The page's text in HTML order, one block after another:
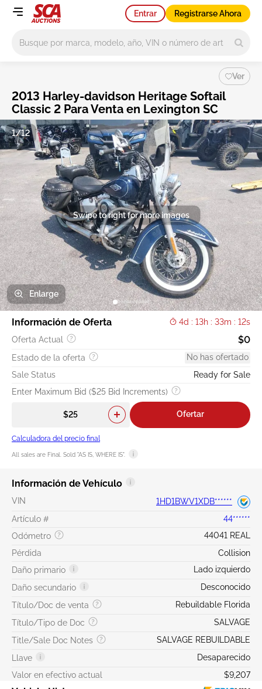
Entrar Registrarse Ahora
Ver
2013 Harley-davidson Heritage Softail
Classic 2 Para Venta en Lexington SC
Swipe to right for more images
1/12
Enlarge
Información de Oferta
4d : 13h : 33m : 11s
Oferta Actual
$0
Estado de la oferta
No has ofertado
Sale Status
Ready for Sale
Enter Maximum Bid ($25 Bid Increments)
Ofertar
Calculadora del precio final
All sales are Final. Sold "AS IS, WHERE IS".
Información de Vehículo
VIN
1HD1BWV1XDB******
Artículo #
44******
Odómetro
44041 REAL
Pérdida
Collision
Daño primario
Lado izquierdo
Daño secundario
Desconocido
Título/Doc de venta
Rebuildable Florida
Título/Tipo de Doc
SALVAGE
Title/Sale Doc Notes
SALVAGE REBUILDABLE
Llave
Desaparecido
Valor en efectivo actual
$9,207